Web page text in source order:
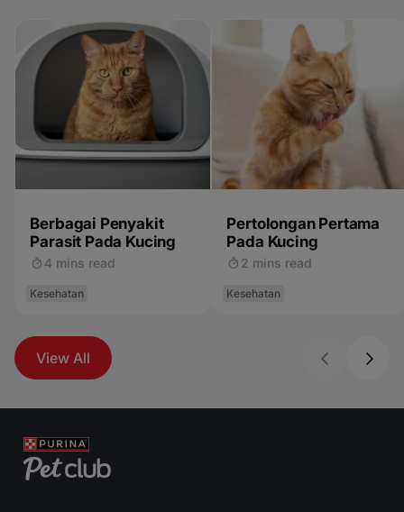
Berbagai Penyakit
Parasit Pada Kucing
4 mins read
Kesehatan
Pertolongan Pertama
Pada Kucing
2 mins read
Kesehatan
View All